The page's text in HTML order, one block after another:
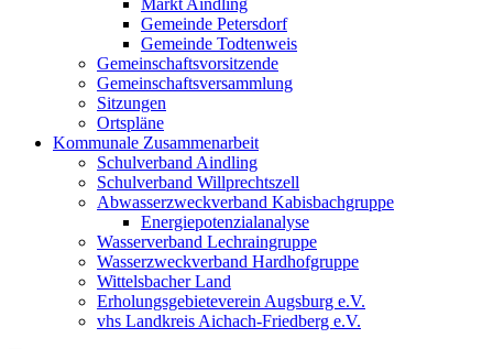
Markt Aindling
Gemeinde Petersdorf
Gemeinde Todtenweis
Gemeinschaftsvorsitzende
Gemeinschaftsversammlung
Sitzungen
Ortspläne
Kommunale Zusammenarbeit
Schulverband Aindling
Schulverband Willprechtszell
Abwasserzweckverband Kabisbachgruppe
Energiepotenzialanalyse
Wasserverband Lechraingruppe
Wasserzweckverband Hardhofgruppe
Wittelsbacher Land
Erholungsgebieteverein Augsburg e.V.
vhs Landkreis Aichach-Friedberg e.V.